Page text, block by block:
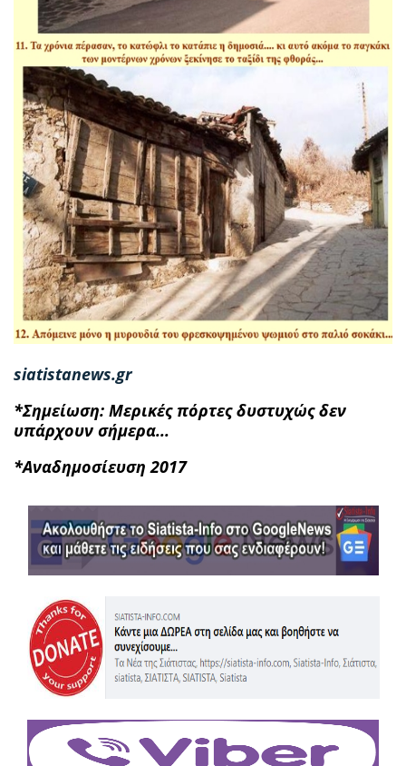
siatistanews.gr
*Σημείωση: Μερικές πόρτες δυστυχώς δεν
υπάρχουν σήμερα...
*Αναδημοσίευση 2017